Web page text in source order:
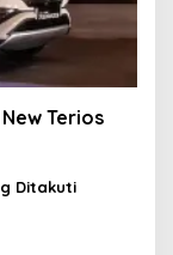
Terios
Ditakuti